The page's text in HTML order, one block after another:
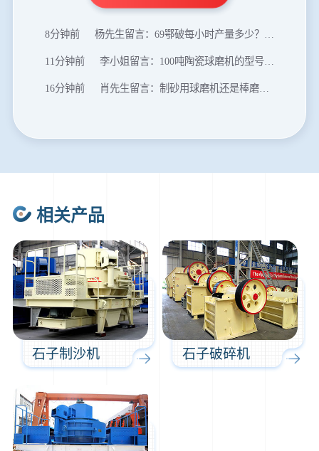
陈先生留言：每小时100吨建筑垃圾粉碎机？推荐用什么型号？
8分钟前 杨先生留言：69鄂破每小时产量多少？参数和工作视频。
11分钟前 李小姐留言：100吨陶瓷球磨机的型号和参数？
16分钟前 肖先生留言：制砂用球磨机还是棒磨机？每小时100吨价格。
24分钟前 朱先生留言：制砂机3000吨一套多少钱？
1分钟前 谢先生留言：球磨机多少钱一台？提供型号和参数。
2分钟前 王先生留言：建一条石料破碎生产线，规模300吨/小时，提供设备选型和报价。
5分钟前 陈先生留言：每小时100吨建筑垃圾粉碎机？推荐用什么型号？
相关产品
石子制沙机 石子破碎机